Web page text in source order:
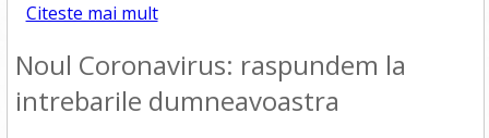
Citeste mai mult
Noul Coronavirus: raspundem la
intrebarile dumneavoastra